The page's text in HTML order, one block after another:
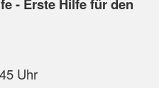
- Erste Hilfe für den
29.12.2026 , 09:00 - 16:45 Uhr